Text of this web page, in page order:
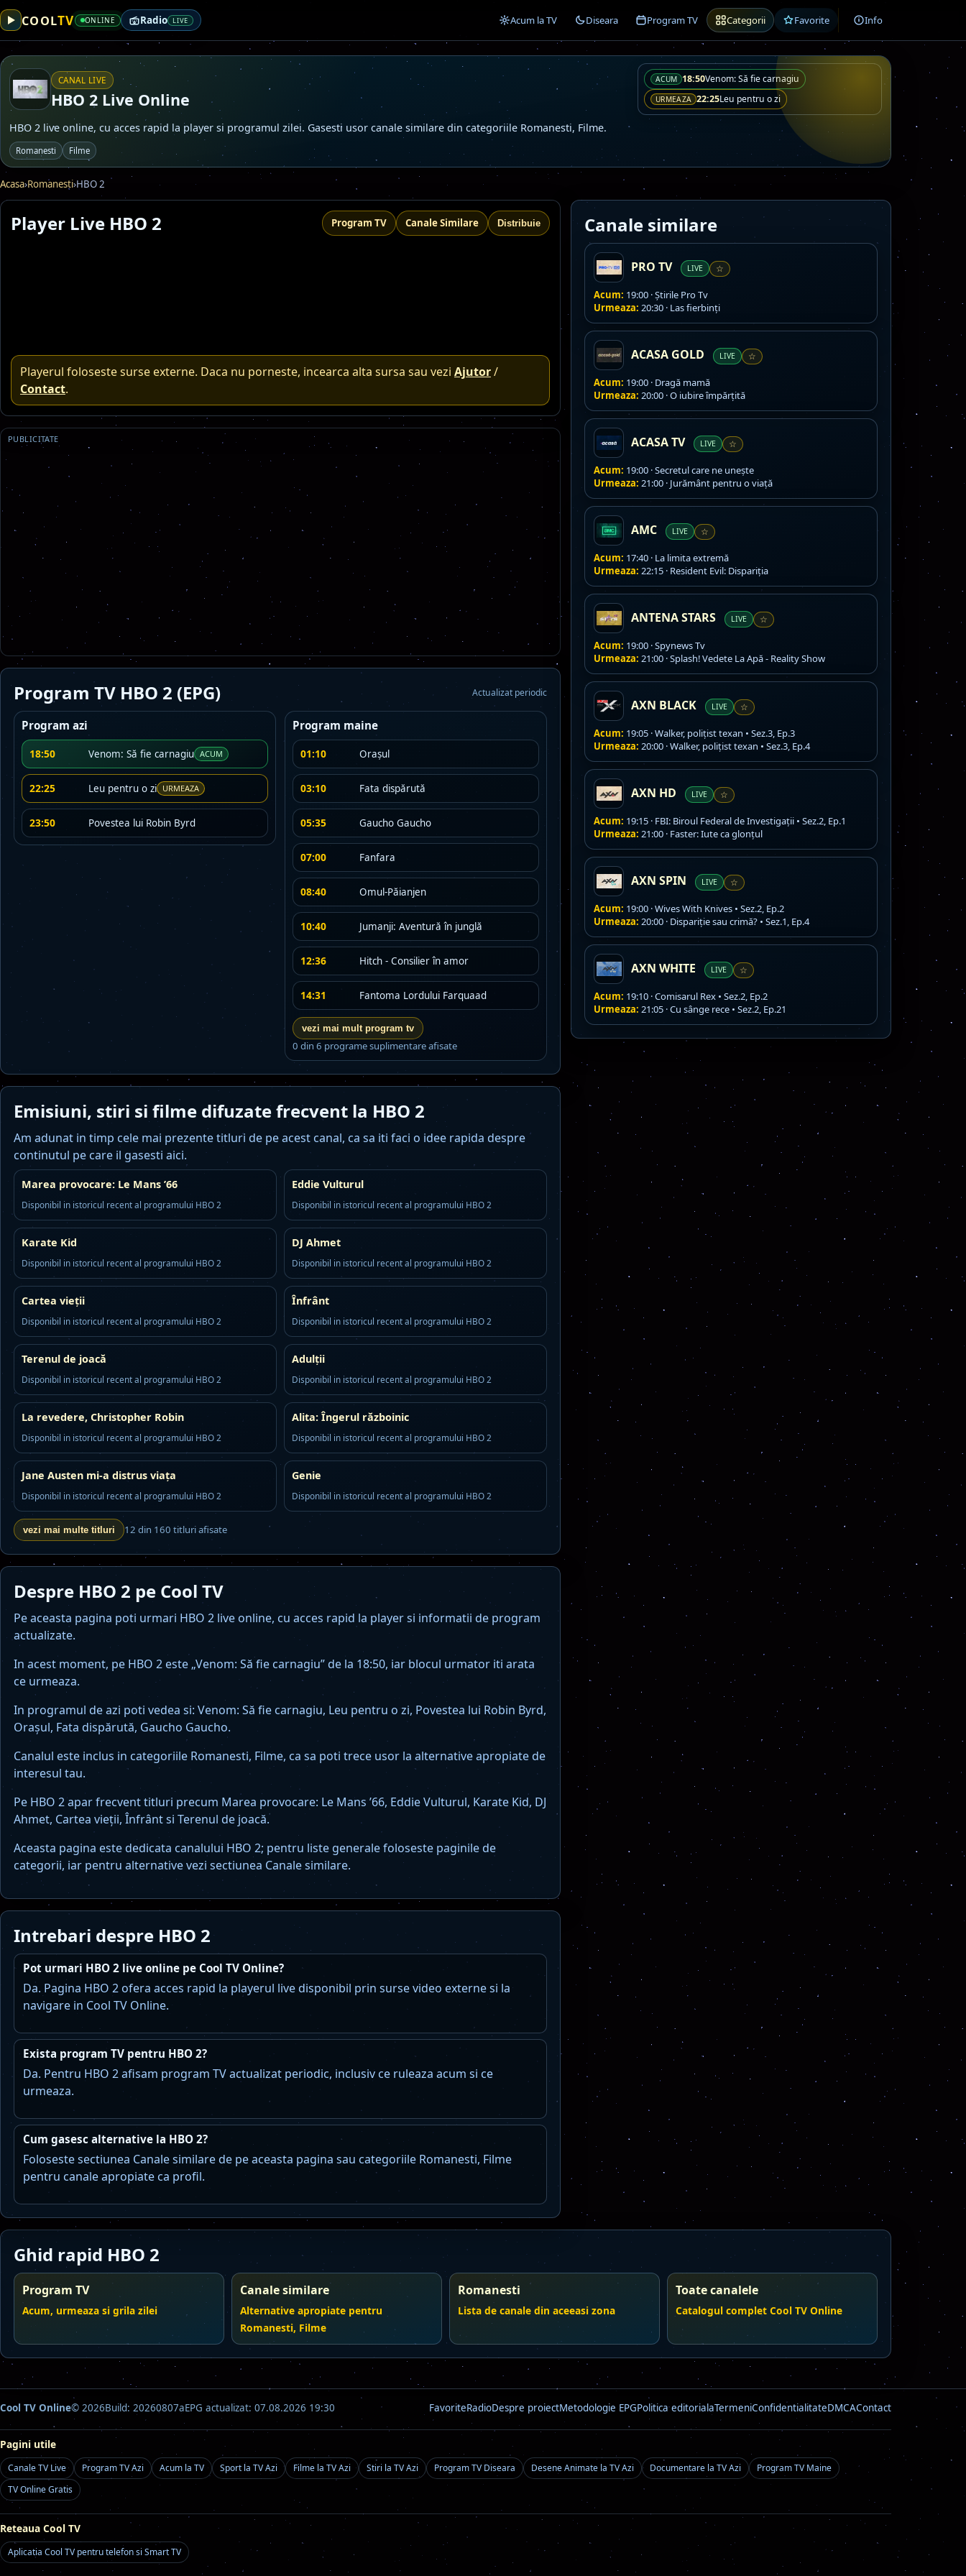
COOLTV ONLINE Radio LIVE Acum la TV Diseara Program TV Categorii Favorite Info
CANAL LIVE
HBO 2 Live Online
ACUM 18:50Venom: Să fie carnagiu
URMEAZA 22:25Leu pentru o zi
HBO 2 live online, cu acces rapid la player si programul zilei. Gasesti usor canale similare din categoriile Romanesti, Filme.
Romanesti Filme
Acasa›Romanesti›HBO 2
Player Live HBO 2 Program TV Canale Similare Distribuie
Playerul foloseste surse externe. Daca nu porneste, incearca alta sursa sau vezi Ajutor/
Contact.
PUBLICITATE
Program TV HBO 2 (EPG) Actualizat periodic
Program azi
18:50 Venom: Să fie carnagiu ACUM
22:25 Leu pentru o zi URMEAZA
23:50 Povestea lui Robin Byrd
Program maine
01:10 Orașul
03:10 Fata dispărută
05:35 Gaucho Gaucho
07:00 Fanfara
08:40 Omul-Păianjen
10:40 Jumanji: Aventură în junglă
12:36 Hitch - Consilier în amor
14:31 Fantoma Lordului Farquaad
vezi mai mult program tv
0 din 6 programe suplimentare afisate
Emisiuni, stiri si filme difuzate frecvent la HBO 2
Am adunat in timp cele mai prezente titluri de pe acest canal, ca sa iti faci o idee rapida despre
continutul pe care il gasesti aici.
Marea provocare: Le Mans ’66
Disponibil in istoricul recent al programului HBO 2
Eddie Vulturul
Disponibil in istoricul recent al programului HBO 2
Karate Kid
Disponibil in istoricul recent al programului HBO 2
DJ Ahmet
Disponibil in istoricul recent al programului HBO 2
Cartea vieții
Disponibil in istoricul recent al programului HBO 2
Înfrânt
Disponibil in istoricul recent al programului HBO 2
Terenul de joacă
Disponibil in istoricul recent al programului HBO 2
Adulții
Disponibil in istoricul recent al programului HBO 2
La revedere, Christopher Robin
Disponibil in istoricul recent al programului HBO 2
Alita: Îngerul războinic
Disponibil in istoricul recent al programului HBO 2
Jane Austen mi-a distrus viața
Disponibil in istoricul recent al programului HBO 2
Genie
Disponibil in istoricul recent al programului HBO 2
vezi mai multe titluri 12 din 160 titluri afisate
Despre HBO 2 pe Cool TV
Pe aceasta pagina poti urmari HBO 2 live online, cu acces rapid la player si informatii de program
actualizate.
In acest moment, pe HBO 2 este „Venom: Să fie carnagiu” de la 18:50, iar blocul urmator iti arata
ce urmeaza.
In programul de azi poti vedea si: Venom: Să fie carnagiu, Leu pentru o zi, Povestea lui Robin Byrd,
Orașul, Fata dispărută, Gaucho Gaucho.
Canalul este inclus in categoriile Romanesti, Filme, ca sa poti trece usor la alternative apropiate de
interesul tau.
Pe HBO 2 apar frecvent titluri precum Marea provocare: Le Mans ’66, Eddie Vulturul, Karate Kid, DJ
Ahmet, Cartea vieții, Înfrânt si Terenul de joacă.
Aceasta pagina este dedicata canalului HBO 2; pentru liste generale foloseste paginile de
categorii, iar pentru alternative vezi sectiunea Canale similare.
Intrebari despre HBO 2
Pot urmari HBO 2 live online pe Cool TV Online?
Da. Pagina HBO 2 ofera acces rapid la playerul live disponibil prin surse video externe si la
navigare in Cool TV Online.
Exista program TV pentru HBO 2?
Da. Pentru HBO 2 afisam program TV actualizat periodic, inclusiv ce ruleaza acum si ce
urmeaza.
Cum gasesc alternative la HBO 2?
Foloseste sectiunea Canale similare de pe aceasta pagina sau categoriile Romanesti, Filme
pentru canale apropiate ca profil.
Canale similare
PRO TV LIVE ☆
Acum: 19:00 · Ştirile Pro Tv
Urmeaza: 20:30 · Las fierbinți
ACASA GOLD LIVE ☆
Acum: 19:00 · Dragă mamă
Urmeaza: 20:00 · O iubire împărţită
ACASA TV LIVE ☆
Acum: 19:00 · Secretul care ne unește
Urmeaza: 21:00 · Jurământ pentru o viaţă
AMC LIVE ☆
Acum: 17:40 · La limita extremă
Urmeaza: 22:15 · Resident Evil: Dispariția
ANTENA STARS LIVE ☆
Acum: 19:00 · Spynews Tv
Urmeaza: 21:00 · Splash! Vedete La Apă - Reality Show
AXN BLACK LIVE ☆
Acum: 19:05 · Walker, polițist texan • Sez.3, Ep.3
Urmeaza: 20:00 · Walker, polițist texan • Sez.3, Ep.4
AXN HD LIVE ☆
Acum: 19:15 · FBI: Biroul Federal de Investigații • Sez.2, Ep.1
Urmeaza: 21:00 · Faster: Iute ca glonțul
AXN SPIN LIVE ☆
Acum: 19:00 · Wives With Knives • Sez.2, Ep.2
Urmeaza: 20:00 · Dispariție sau crimă? • Sez.1, Ep.4
AXN WHITE LIVE ☆
Acum: 19:10 · Comisarul Rex • Sez.2, Ep.2
Urmeaza: 21:05 · Cu sânge rece • Sez.2, Ep.21
Ghid rapid HBO 2
Program TV
Acum, urmeaza si grila zilei
Canale similare
Alternative apropiate pentru
Romanesti, Filme
Romanesti
Lista de canale din aceeasi zona
Toate canalele
Catalogul complet Cool TV Online
Cool TV Online© 2026Build: 20260807aEPG actualizat: 07.08.2026 19:30 FavoriteRadioDespre proiectMetodologie EPGPolitica editorialaTermeniConfidentialitateDMCAContact
Pagini utile
Canale TV Live Program TV Azi Acum la TV Sport la TV Azi Filme la TV Azi Stiri la TV Azi Program TV Diseara Desene Animate la TV Azi Documentare la TV Azi
Program TV Maine
TV Online Gratis
Reteaua Cool TV
Aplicatia Cool TV pentru telefon si Smart TV